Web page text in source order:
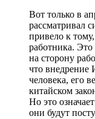
Вот только в
рассматривал
привело к
работника. Это
на сторону
что внедрение
человека, его
китайском
Но это
они будут